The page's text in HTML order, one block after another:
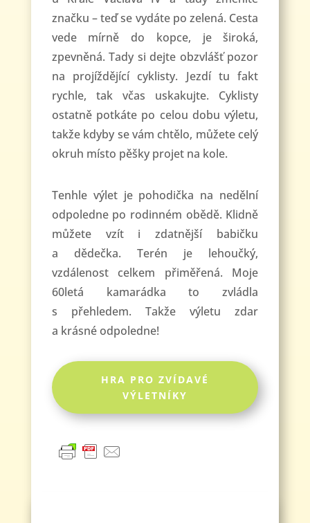
značku – teď se vydáte po zelená. Cesta
vede mírně do kopce, je široká,
zpevněná. Tady si dejte obzvlášť pozor
na projíždějící cyklisty. Jezdí tu fakt
rychle, tak včas uskakujte. Cyklisty
ostatně potkáte po celou dobu výletu,
takže kdyby se vám chtělo, můžete celý
okruh místo pěšky projet na kole.
Tenhle výlet je pohodička na nedělní
odpoledne po rodinném obědě. Klidně
můžete vzít i zdatnější babičku
a dědečka. Terén je lehoučký,
vzdálenost celkem přiměřená. Moje
60letá kamarádka to zvládla
s přehledem. Takže výletu zdar
a krásné odpoledne!
HRA PRO ZVÍDAVÉ
VÝLETNÍKY